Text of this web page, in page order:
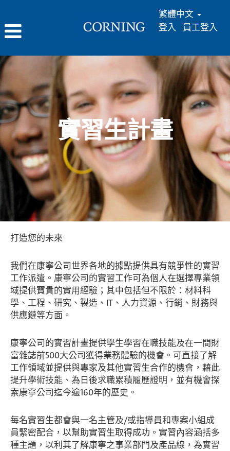
繁體中文
登入
員工登入
實
習
生
計
畫
實習生計畫
打造您的未來
我們在康寧公司世界各地的據點提供具有競爭性的實習
工作派遣。康寧公司的實習工作可為個人在選擇專業領
域提供寶貴的實用經驗；其中包括但不限於：材料科
學、工程、研究、製造、IT、人力資源、行銷、財務與
供應鏈等方面。
康寧公司的實習計畫提供學生學習在職技能及在一間財
富雜誌前500大公司獲得業務體驗的機會。可直接了解
工作領域並提供與專家及其他實習生合作的機會，藉此
提升學術技能、為日後求職累積履歷證明，並有機會探
索康寧公司迄今逾160年的歷史。
每名實習生都會與一名主管及/或指導員和專案小組成
員緊密配合，以幫助實習生取得成功。實習內容涵括多
種主題，以利其了解康寧之事業部門及產品線，為實習